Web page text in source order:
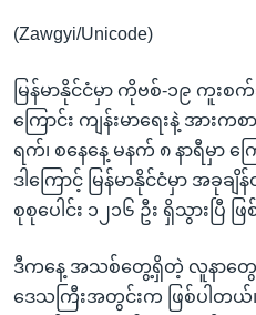
ရန်
ရန်
နေရာ
သို့
ကျော်
ရန်
(Zawgyi/Unicode)
မြန်မာနိုင်ငံမှာ ကိုဗစ်-၁၉ ကူး
ကြောင်း ကျန်းမာရေးနဲ့ အား
ရက်၊ စနေနေ့ မနက် ၈ နာရီမှာ
ဒါကြောင့် မြန်မာနိုင်ငံမှာ အခု
စုစုပေါင်း ၁၂၁၆ ဦး ရှိသွားပြီ ဖ
ဒီကနေ့ အသစ်တွေ့ရှိတဲ့ လူနာတွေ
ဒေသကြီးအတွင်းက ဖြစ်ပါတယ်